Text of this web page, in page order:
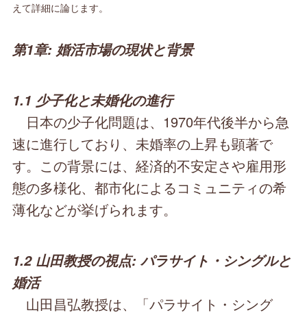
えて詳細に論じます。
第1章: 婚活市場の現状と背景
1.1 少子化と未婚化の進行
日本の少子化問題は、1970年代後半から急
速に進行しており、未婚率の上昇も顕著で
す。この背景には、経済的不安定さや雇用形
態の多様化、都市化によるコミュニティの希
薄化などが挙げられます。
1.2 山田教授の視点: パラサイト・シングルと
婚活
山田昌弘教授は、「パラサイト・シング